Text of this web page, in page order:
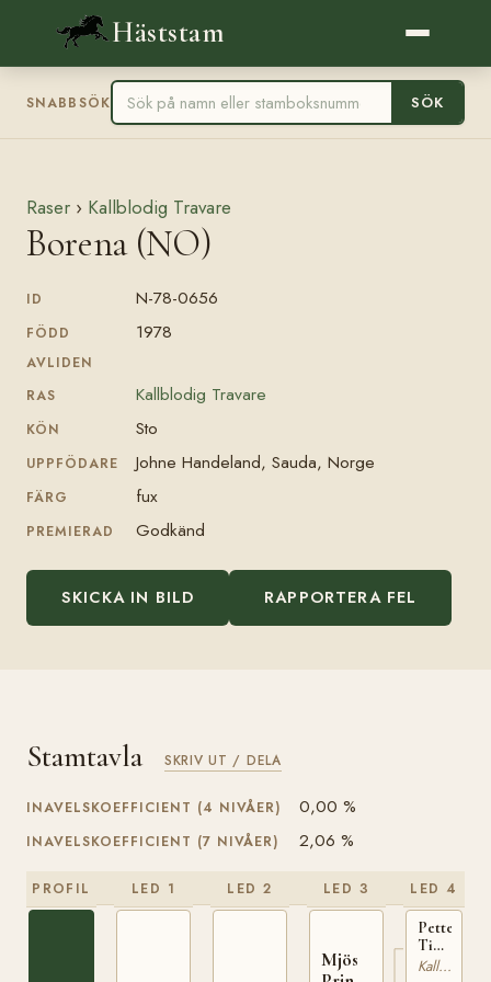
Häststam
SNABBSÖK SÖK
Raser › Kallblodig Travare
Borena (NO)
ID N-78-0656
FÖDD 1978
AVLIDEN
RAS
Kallblodig Travare
KÖN Sto
UPPFÖDARE Johne Handeland, Sauda, Norge
FÄRG fux
PREMIERAD Godkänd
SKICKA IN BILD RAPPORTERA FEL
Stamtavla SKRIV UT / DELA
INAVELSKOEFFICIENT (4 NIVÅER) 0,00 %
INAVELSKOEFFICIENT (7 NIVÅER) 2,06 %
PROFIL LED 1 LED 2 LED 3
Mjös
LED 4
Petter
Tidemand
(NO)Kallblodig Travare